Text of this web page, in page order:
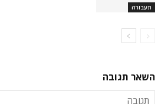
תעבורה
השאר תגובה